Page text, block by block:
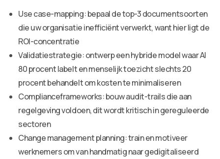
Use case-mapping: bepaal de top-3 documentsoorten
die uw organisatie inefficiënt verwerkt, want hier ligt de
ROI-concentratie
Validatiestrategie: ontwerp een hybride model waar AI
80 procent labelt en menselijk toezicht slechts 20
procent behandelt om kosten te minimaliseren
Complianceframeworks: bouw audit-trails die aan
regelgeving voldoen, dit wordt kritisch in gereguleerde
sectoren
Change management planning: train en motiveer
werknemers om van handmatig naar gedigitaliseerd